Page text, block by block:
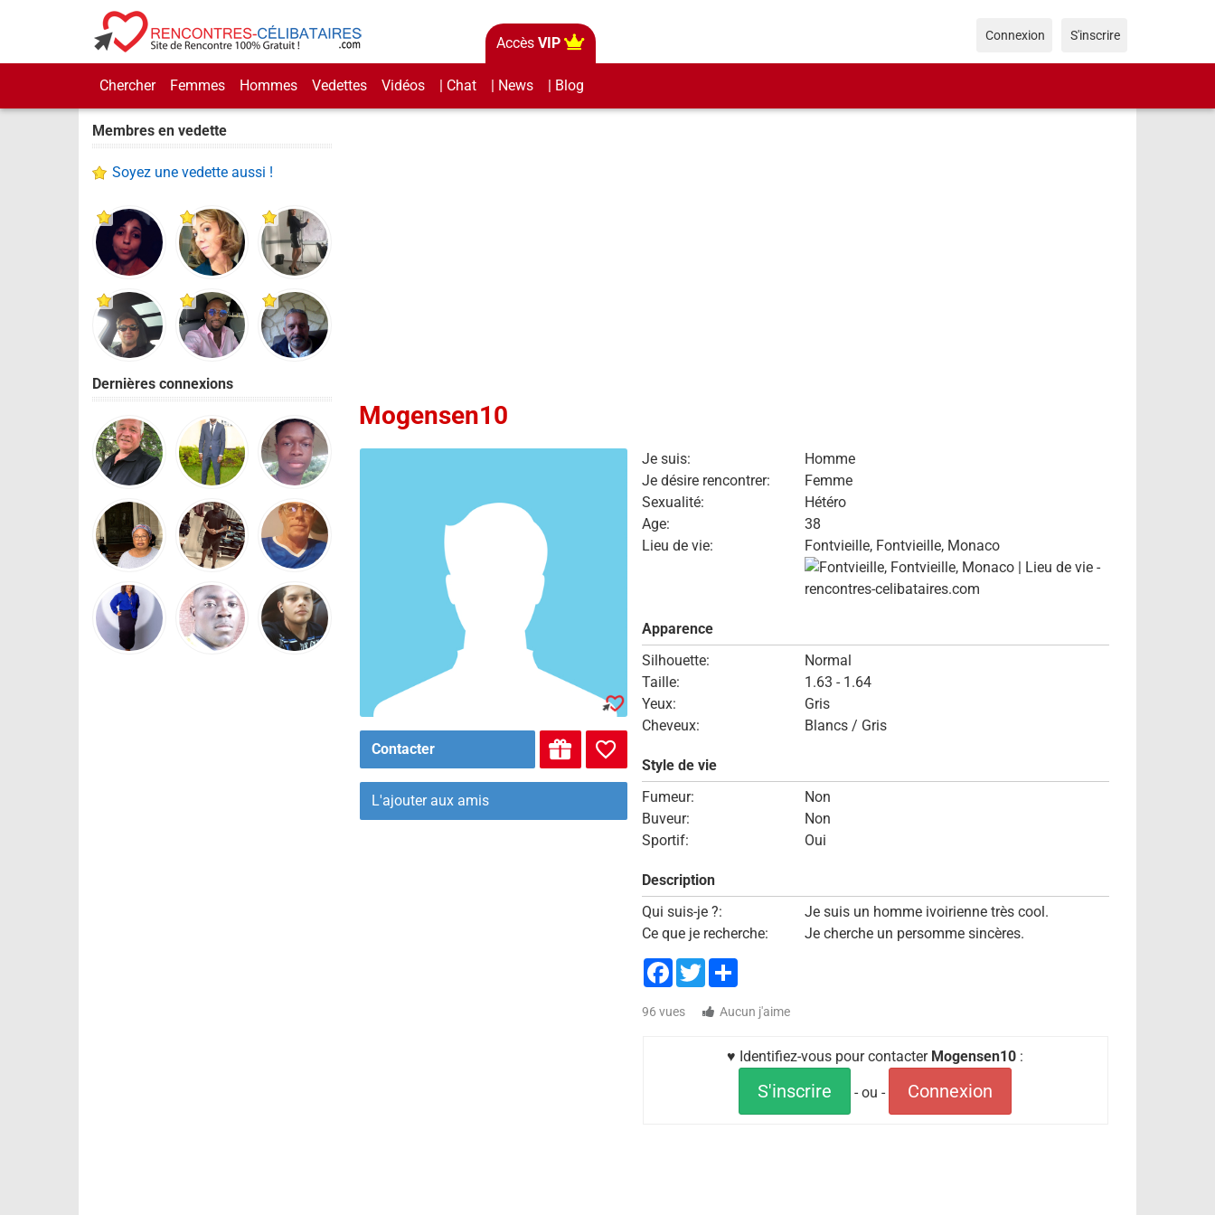
Accès VIP
Chercher Femmes Hommes Vedettes Vidéos | Chat | News | Blog
Connexion S'inscrire
Membres en vedette
Soyez une vedette aussi !
Dernières connexions
Mogensen10
Contacter
L'ajouter aux amis
Je suis:
Homme
Je désire rencontrer:
Femme
Sexualité:
Hétéro
Age:
38
Lieu de vie:
Fontvieille, Fontvieille, Monaco
Apparence
Silhouette:
Normal
Taille:
1.63 - 1.64
Yeux:
Gris
Cheveux:
Blancs / Gris
Style de vie
Fumeur:
Non
Buveur:
Non
Sportif:
Oui
Description
Qui suis-je ?:
Je suis un homme ivoirienne très cool.
Ce que je recherche:
Je cherche un persomme sincères.
Facebook
TwitterShare
96 vues Aucun j'aime
♥ Identifiez-vous pour contacter Mogensen10 :
S'inscrire - ou - Connexion